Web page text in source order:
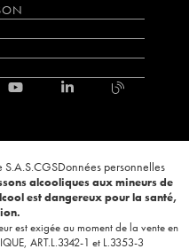
CGSDonnées personnelles
alcooliques aux mineurs de
est dangereux pour la santé,
est exigée au moment de la vente en
ART.L.3342-1 et L.3353-3